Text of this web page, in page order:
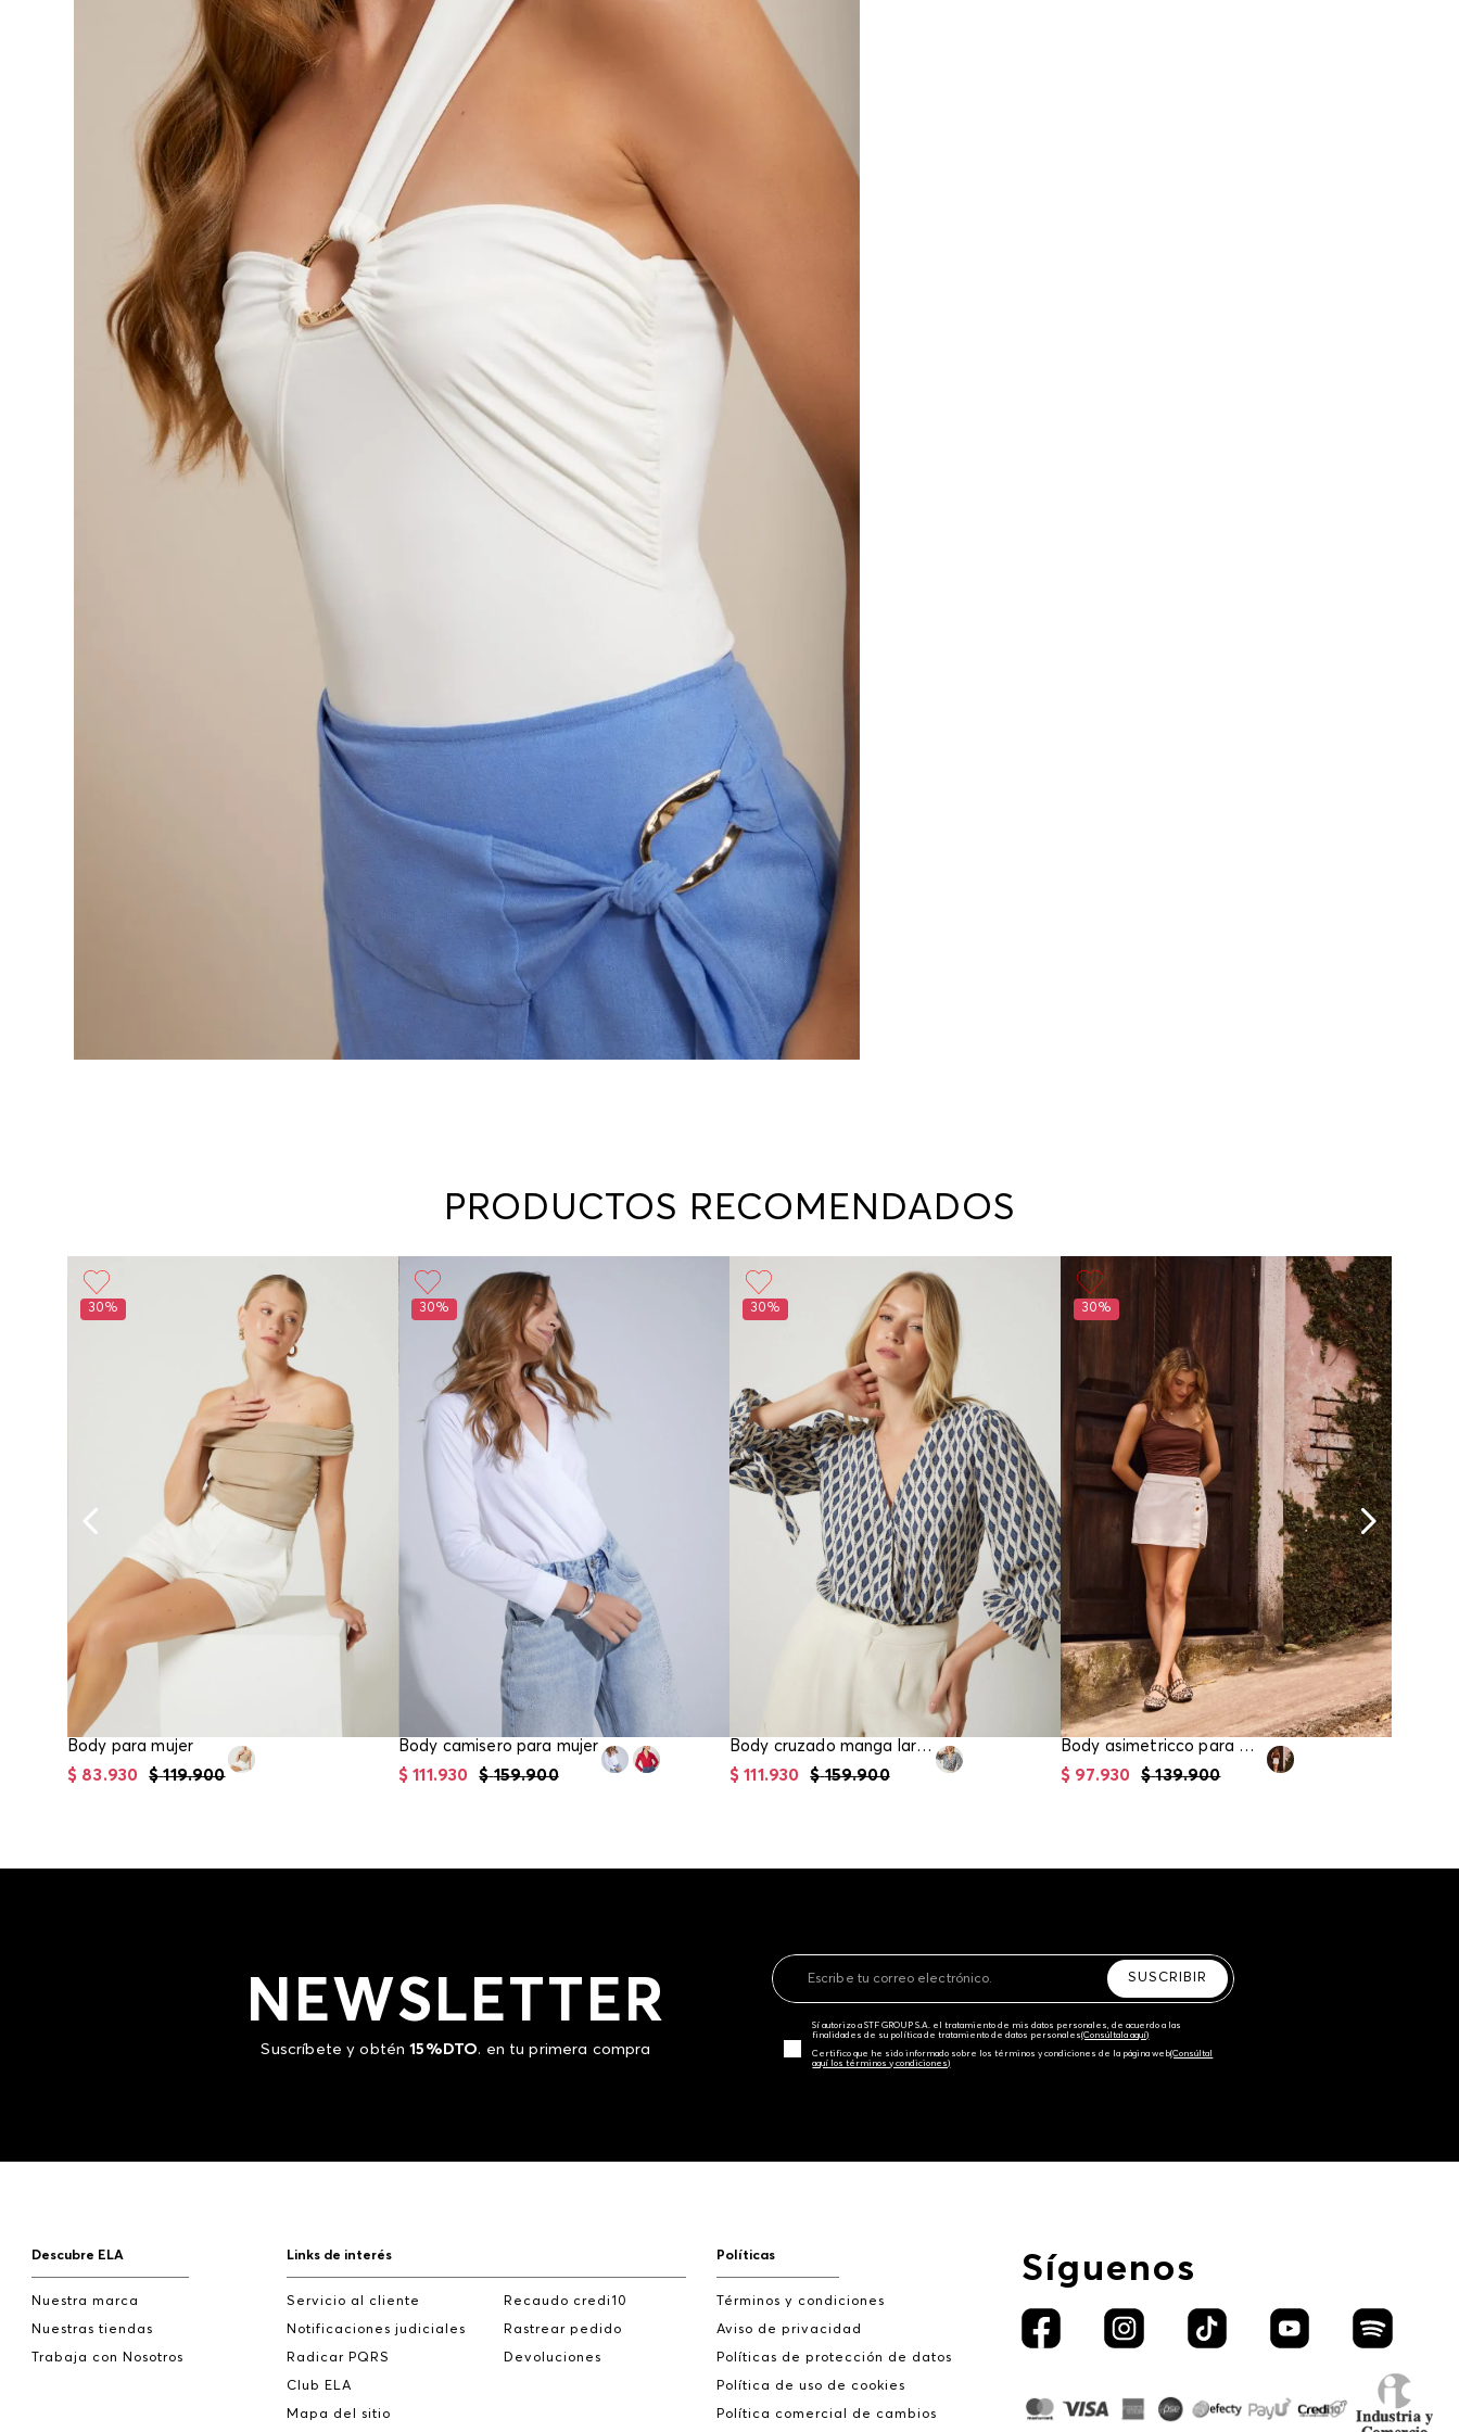
PRODUCTOS RECOMENDADOS
30%
Body para mujer
$ 119.900
$ 83.930
30%
Body camisero para mujer
$ 159.900
$ 111 .930
30%
Body cruzado manga larga para mujer
$ 159.900
$ 111 .930
30%
Body asimetricco para mujer
$ 139.900
$ 97.930
NEWSLETTER
Suscríbete y obtén15%DTO. en tu primera compra
SUSCRIBIR
Sí autorizo a STF GROUP S.A. el tratamiento de mis datos personales, de acuerdo a las
finalidades de su política de tratamiento de datos personales‎(Consúltala aquí)
Certifico que he sido informado sobre los términos y condiciones de la página web‎(Consúltal
aquí los términos y condiciones)
Síguenos
Descubre ELA
Nuestra marca
Nuestras tiendas
Trabaja con Nosotros
Links de interés
Servicio al cliente
Notificaciones judiciales
Radicar PQRS
Club ELA
Mapa del sitio
Recaudo credi10
Rastrear pedido
Devoluciones
Políticas
Términos y condiciones
Aviso de privacidad
Políticas de protección de datos
Política de uso de cookies
Política comercial de cambios